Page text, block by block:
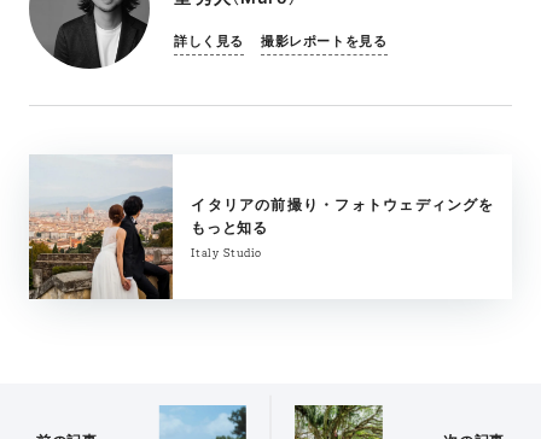
詳しく見る 撮影レポートを見る
イタリアの前撮り・フォトウェディングを
もっと知る
Italy Studio